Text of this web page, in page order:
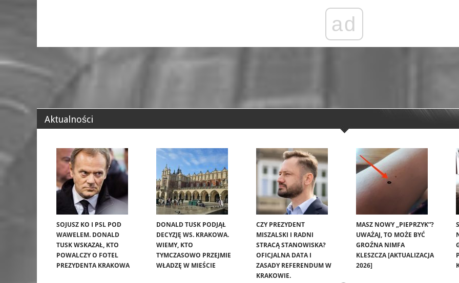
ad
Aktualności
SOJUSZ KO I PSL POD
WAWELEM. DONALD
TUSK WSKAZAŁ, KTO
POWALCZY O FOTEL
PREZYDENTA KRAKOWA
DONALD TUSK PODJĄŁ
DECYZJĘ WS. KRAKOWA.
WIEMY, KTO
TYMCZASOWO PRZEJMIE
WŁADZĘ W MIEŚCIE
CZY PREZYDENT
MISZALSKI I RADNI
STRACĄ STANOWISKA?
OFICJALNA DATA I
ZASADY REFERENDUM W
KRAKOWIE.
MASZ NOWY „PIEPRZYK”?
UWAŻAJ, TO MOŻE BYĆ
GROŹNA NIMFA
KLESZCZA [AKTUALIZACJA
2026]